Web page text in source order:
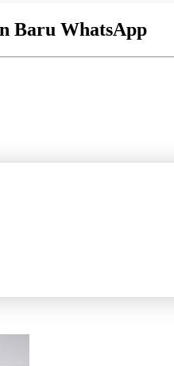
Baru WhatsApp